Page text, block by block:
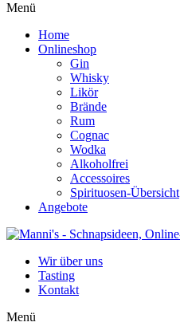
Menü
Home
Onlineshop
Gin
Whisky
Likör
Brände
Rum
Cognac
Wodka
Alkoholfrei
Accessoires
Spirituosen-Übersicht
Angebote
Wir über uns
Tasting
Kontakt
Menü